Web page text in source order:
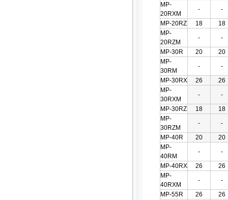
MP-
20RXM
-
-
MP-20RZ
18
18
MP-
20RZM
-
-
MP-30R
20
20
MP-
30RM
-
-
MP-30RX
26
26
MP-
30RXM
-
-
MP-30RZ
18
18
MP-
30RZM
-
-
MP-40R
20
20
MP-
40RM
-
-
MP-40RX
26
26
MP-
40RXM
-
-
MP-55R
26
26